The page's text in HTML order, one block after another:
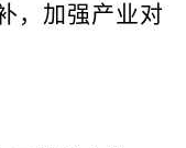
，加强产业对